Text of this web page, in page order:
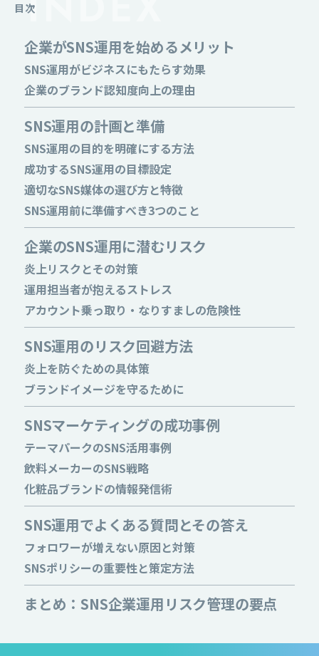
目次
企業がSNS運用を始めるメリット
SNS運用がビジネスにもたらす効果
企業のブランド認知度向上の理由
SNS運用の計画と準備
SNS運用の目的を明確にする方法
成功するSNS運用の目標設定
適切なSNS媒体の選び方と特徴
SNS運用前に準備すべき3つのこと
企業のSNS運用に潜むリスク
炎上リスクとその対策
運用担当者が抱えるストレス
アカウント乗っ取り・なりすましの危険性
SNS運用のリスク回避方法
炎上を防ぐための具体策
ブランドイメージを守るために
SNSマーケティングの成功事例
テーマパークのSNS活用事例
飲料メーカーのSNS戦略
化粧品ブランドの情報発信術
SNS運用でよくある質問とその答え
フォロワーが増えない原因と対策
SNSポリシーの重要性と策定方法
まとめ：SNS企業運用リスク管理の要点